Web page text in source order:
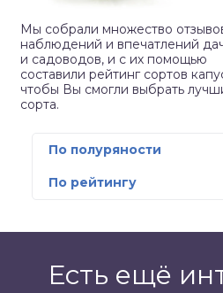
Мы собрали множество
наблюдений и впечатлений
и садоводов, и с их помощью
составили рейтинг сортов
чтобы Вы смогли выбрать
сорта.
По полуряности
По рейтингу
Есть ещё